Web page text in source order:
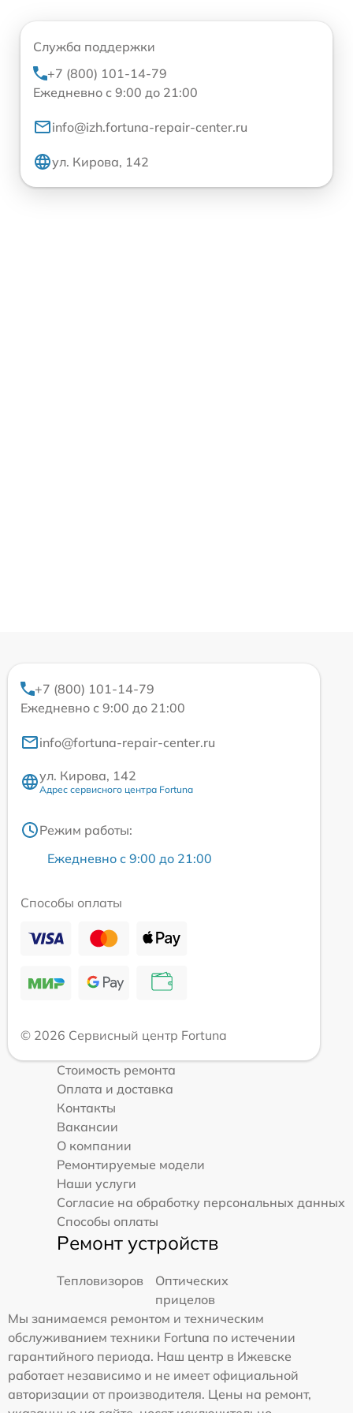
Служба поддержки
+7 (800) 101-14-79
Ежедневно с 9:00 до 21:00
info@izh.fortuna-repair-center.ru
ул. Кирова, 142
+7 (800) 101-14-79
Ежедневно с 9:00 до 21:00
info@fortuna-repair-center.ru
ул. Кирова, 142
Адрес сервисного центра Fortuna
Режим работы:
Ежедневно с 9:00 до 21:00
Способы оплаты
© 2026 Сервисный центр Fortuna
Стоимость ремонта
Оплата и доставка
Контакты
Вакансии
О компании
Ремонтируемые модели
Наши услуги
Согласие на обработку персональных данных
Способы оплаты
Ремонт устройств
Тепловизоров
Оптических
прицелов
Мы занимаемся ремонтом и техническим
обслуживанием техники Fortuna по истечении
гарантийного периода. Наш центр в Ижевске
работает независимо и не имеет официальной
авторизации от производителя. Цены на ремонт,